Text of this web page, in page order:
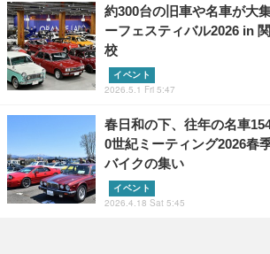
約300台の旧車や名車が大
ーフェスティバル2026 in
校
イベント
2026.5.1 Fri 5:47
春日和の下、往年の名車
0世紀ミーティング2026春
バイクの集い
イベント
2026.4.18 Sat 5:45